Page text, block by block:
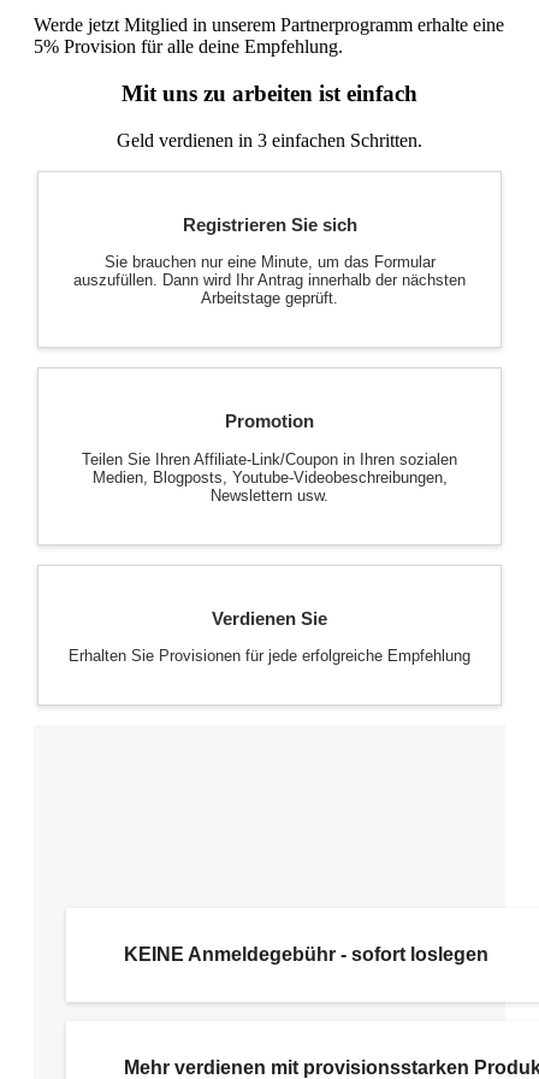
Werde jetzt Mitglied in unserem Partnerprogramm erhalte eine
5% Provision für alle deine Empfehlung.
Mit uns zu arbeiten ist einfach
Geld verdienen in 3 einfachen Schritten.
Registrieren Sie sich
Sie brauchen nur eine Minute, um das Formular
auszufüllen. Dann wird Ihr Antrag innerhalb der nächsten
Arbeitstage geprüft.
Promotion
Teilen Sie Ihren Affiliate-Link/Coupon in Ihren sozialen
Medien, Blogposts, Youtube-Videobeschreibungen,
Newslettern usw.
Verdienen Sie
Erhalten Sie Provisionen für jede erfolgreiche Empfehlung
KEINE Anmeldegebühr - sofort loslegen
Mehr verdienen mit provisionsstarken